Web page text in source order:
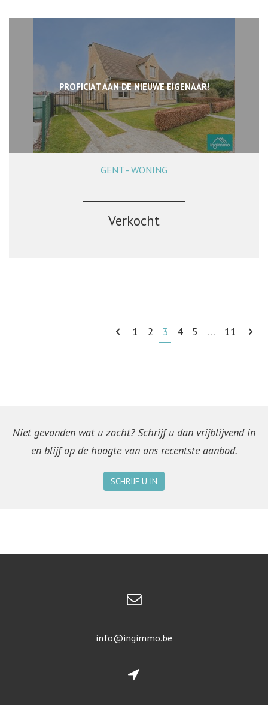
PROFICIAT AAN DE NIEUWE EIGENAAR!
202 m² 3 1
GENT - WONING
Verkocht
1 2 3 4 5 … 11
Niet gevonden wat u zocht? Schrijf u dan vrijblijvend in
en blijf op de hoogte van ons recentste aanbod.
SCHRIJF U IN
info@ingimmo.be